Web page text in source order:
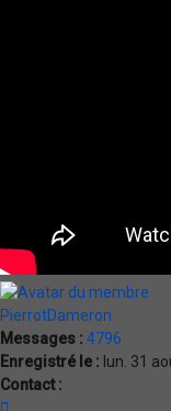
PierrotDameron
Messages : 4796
Enregistré le : lun. 31
Contact :